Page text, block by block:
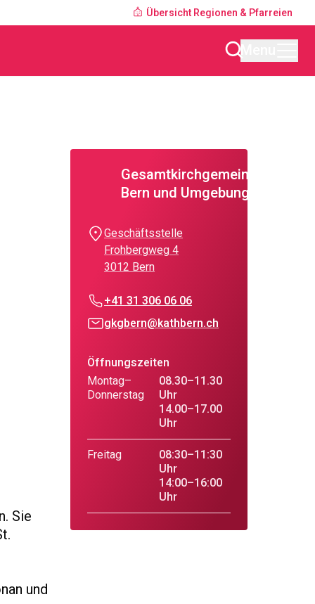
Übersicht Regionen & Pfarreien
Gesamtkirchgemeinde
Bern und Umgebung
Geschäftsstelle
Frohbergweg 4
3012 Bern
+41 31 306 06 06
gkgbern@kathbern.ch
Öffnungszeiten
Montag–
Donnerstag
08.30–11.30
Uhr
14.00–17.00
Uhr
Freitag
08:30–11:30
Uhr
14:00–16:00
Uhr
Sie
und